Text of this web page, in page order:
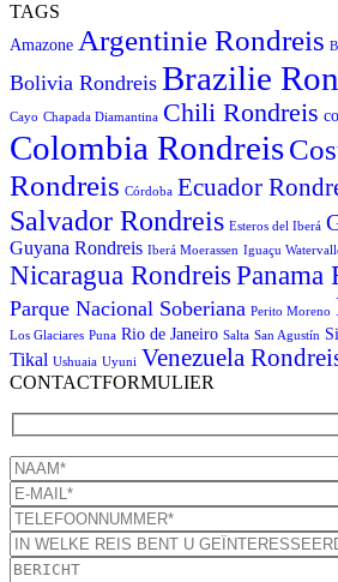
TAGS
Amazone Argentinie Rondreis
Bolivia Rondreis Brazilie
Cayo Chapada Diamantina Chili Rondreis
Colombia Rondreis
Rondreis Córdoba Ecuador
Salvador Rondreis Esteros del Iberá
Guyana Rondreis Iberá Moerassen Iguaçu
Nicaragua Rondreis Panama
Parque Nacional Soberiana Perito Moreno
Los Glaciares Puna Rio de Janeiro Salta San Agustín
Tikal Ushuaia Uyuni Venezuela
CONTACTFORMULIER